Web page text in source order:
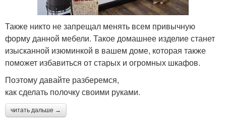
Также никто не запрещал менять всем привычную
форму данной мебели. Такое домашнее изделие станет
изысканной изюминкой в вашем доме, которая также
поможет избавиться от старых и огромных шкафов.
Поэтому давайте разберемся,
как сделать полочку своими руками.
читать дальше →